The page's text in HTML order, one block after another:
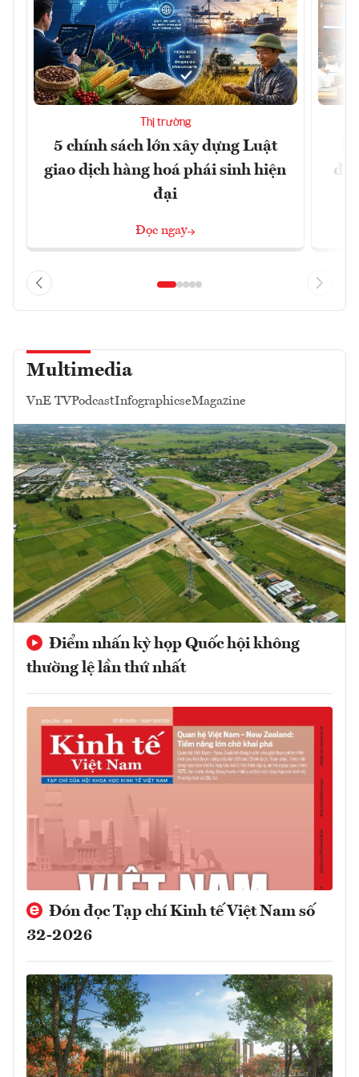
Thị trường
5 chính sách lớn xây dựng Luật
giao dịch hàng hoá phái sinh hiện
đại
Đọc ngay
Multimedia
VnE TVPodcastInfographicseMagazine
Điểm nhấn kỳ họp Quốc hội không
thường lệ lần thứ nhất
Đón đọc Tạp chí Kinh tế Việt Nam số
32-2026